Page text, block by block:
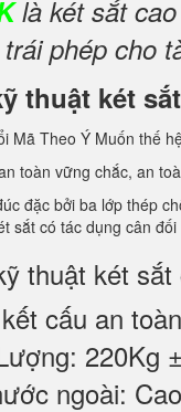
là két sắt cao
phép cho
thuật két
Mã Theo Ý Muốn thế
toàn vững chắc, an
đặc bởi ba lớp thép
sắt có tác dụng cân
thuật két
cấu an
220Kg
ngoài: